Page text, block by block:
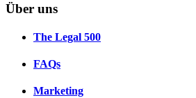
Über uns
The Legal 500
FAQs
Marketing